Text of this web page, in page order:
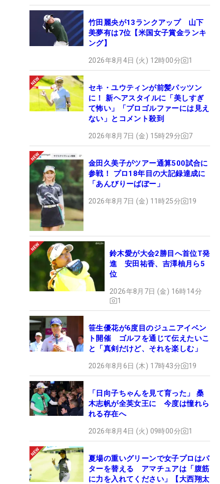
竹田麗央が13ランクアップ 山下
美夢有は7位【米国女子賞金ランキ
ング】
2026年8月4日 (火) 12時00分 1
セキ・ユウティンが前髪パッツン
に！ 新ヘアスタイルに「美しすぎ
て怖い」「プロゴルファーには見え
ない」とコメント殺到
2026年8月7日 (金) 15時29分 7
金田久美子がツアー通算500試合に
参戦！ プロ18年目の大記録達成に
「あんびりーばぼー」
2026年8月7日 (金) 11時25分 19
鈴木愛が大会2勝目へ首位T発
進 安田祐香、吉澤柚月ら5
位
2026年8月7日 (金) 16時14分
1
笹生優花が6度目のジュニアイベン
ト開催 ゴルフを通じて伝えたいこ
と「真剣だけど、それを楽しむ」
2026年8月6日 (木) 17時43分 19
「日向子ちゃんを見て育った」 桑
木志帆が全英女王に 今度は憧れら
れる存在へ
2026年8月4日 (火) 09時00分 1
夏場の重いグリーンで女子プロはパ
ターを替える アマチュアは「腹筋
に力を入れてください」【大西翔太